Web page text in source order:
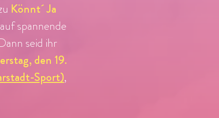
Könnt´ Ja
spannende
seid ihr
den 19.
Sport),